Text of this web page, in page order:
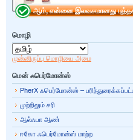
மொழி
முன்னிருப்பு மொழியை அமை
மென் ஃபெர்மோன்ஸ்
PherX ஃபெர்மோன்ஸ் – பரிந்துரைக்கப்பட்ட
முற்றிலும் சரி
ஆல்ஃபா ஆண்
ஈகோ ஃபெர்மோன்ஸ் மாற்ற